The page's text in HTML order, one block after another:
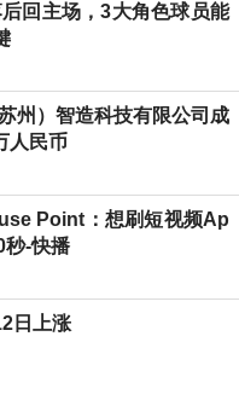
回主场，3大角色球员能
州）智造科技有限公司成
人民币
Point：想刷短视频Ap
秒-快播
日上涨